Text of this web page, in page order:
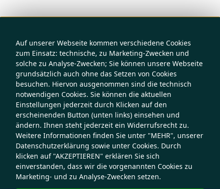
Auf unserer Webseite kommen verschiedene Cookies
zum Einsatz: technische, zu Marketing-Zwecken und
solche zu Analyse-Zwecken; Sie können unsere Webseite
grundsätzlich auch ohne das Setzen von Cookies
besuchen. Hiervon ausgenommen sind die technisch
notwendigen Cookies. Sie können die aktuellen
Einstellungen jederzeit durch Klicken auf den
erscheinenden Button (unten links) einsehen und
ändern. Ihnen steht jederzeit ein Widerrufsrecht zu.
Weitere Informationen finden Sie unter "MEHR", unserer
Datenschutzerklärung sowie unter Cookies. Durch
klicken auf "AKZEPTIEREN" erklären Sie sich
einverstanden, dass wir die vorgenannten Cookies zu
Marketing- und zu Analyse-Zwecken setzen.